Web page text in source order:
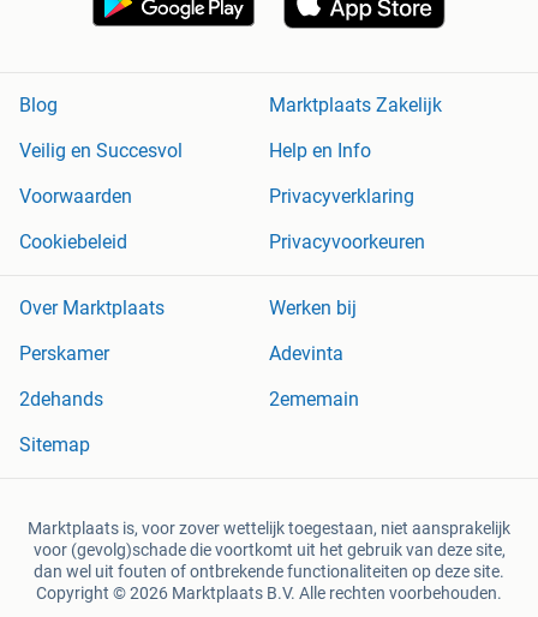
Blog
Marktplaats Zakelijk
Veilig en Succesvol
Help en Info
Voorwaarden
Privacyverklaring
Cookiebeleid
Privacyvoorkeuren
Over Marktplaats
Werken bij
Perskamer
Adevinta
2dehands
2ememain
Sitemap
Marktplaats is, voor zover wettelijk toegestaan, niet aansprakelijk
voor (gevolg)schade die voortkomt uit het gebruik van deze site,
dan wel uit fouten of ontbrekende functionaliteiten op deze site.
Copyright © 2026 Marktplaats B.V. Alle rechten voorbehouden.